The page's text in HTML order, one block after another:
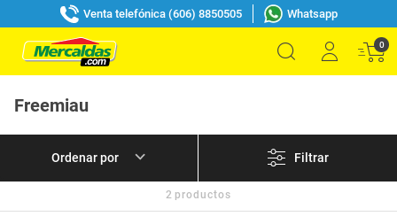
Venta telefónica (606) 8850505 Whatsapp
0
Freemiau
Filtrar
2 productos